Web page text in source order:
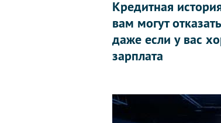
Кредитная
вам могут
даже если у вас
зарплата